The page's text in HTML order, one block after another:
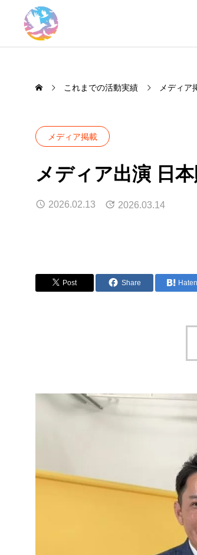
これまでの活動実績 メディア
メディア掲載
メディア出演 日本
2026.02.13 2026.03.14
Post Share